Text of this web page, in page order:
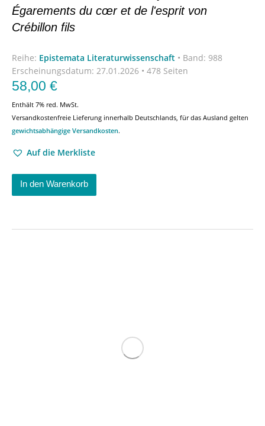
Égarements du cœr et de l'esprit von
Crébillon fils
Reihe: Epistemata Literaturwissenschaft • Band: 988
Erscheinungsdatum: 27.01.2026 • 478 Seiten
58,00 €
Enthält 7% red. MwSt.
Versandkostenfreie Lieferung innerhalb Deutschlands, für das Ausland gelten
gewichtsabhängige Versandkosten.
Auf die Merkliste
In den Warenkorb